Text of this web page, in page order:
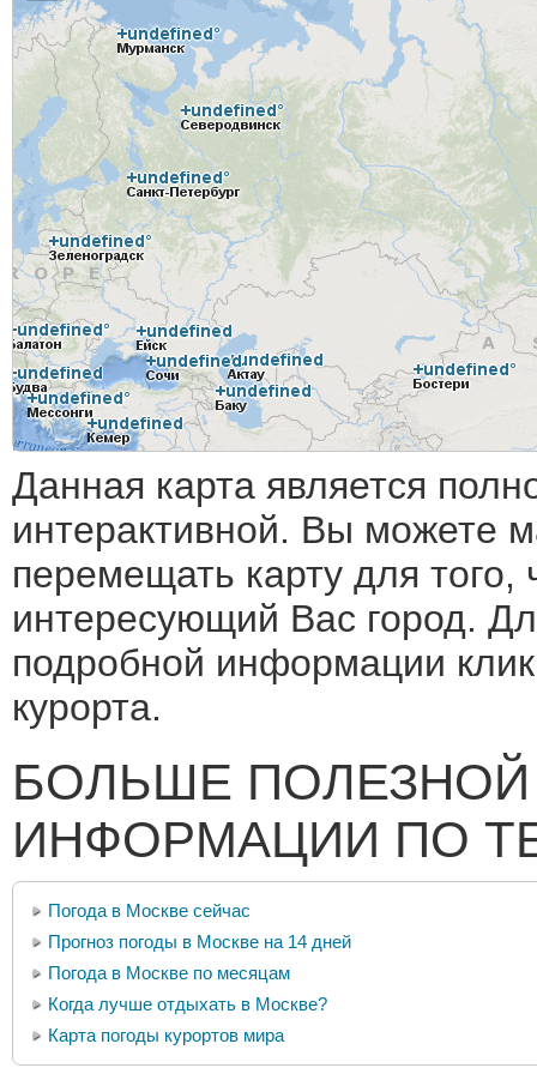
Данная карта является
интерактивной. Вы можете
перемещать карту для того,
интересующий Вас город.
подробной информации
курорта.
БОЛЬШЕ ПОЛЕЗНОЙ
ИНФОРМАЦИИ ПО
Погода в Москве сейчас
Прогноз погоды в Москве на 14 дней
Погода в Москве по месяцам
Когда лучше отдыхать в Москве?
Карта погоды курортов мира